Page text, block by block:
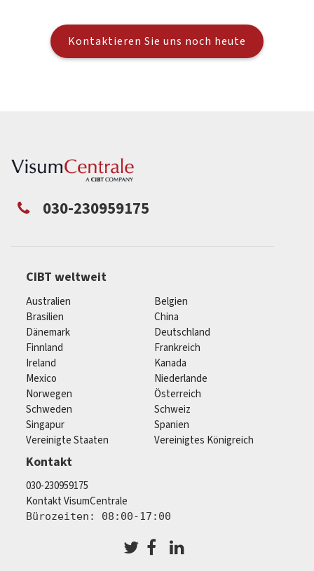
Kontaktieren Sie uns noch heute
030-230959175
CIBT weltweit
Australien
Belgien
Brasilien
China
Dänemark
Deutschland
Finnland
Frankreich
Ireland
Kanada
Mexico
Niederlande
Norwegen
Österreich
Schweden
Schweiz
Singapur
Spanien
Vereinigte Staaten
Vereinigtes Königreich
Kontakt
030-230959175
Kontakt VisumCentrale
Bürozeiten: 08:00-17:00